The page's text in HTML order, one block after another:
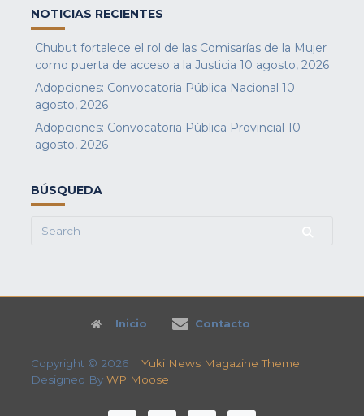
NOTICIAS RECIENTES
Chubut fortalece el rol de las Comisarías de la Mujer
como puerta de acceso a la Justicia 10 agosto, 2026
Adopciones: Convocatoria Pública Nacional 10
agosto, 2026
Adopciones: Convocatoria Pública Provincial 10
agosto, 2026
BÚSQUEDA
Search
Inicio Contacto
Copyright © 2026 Yuki News Magazine Theme
Designed By WP Moose